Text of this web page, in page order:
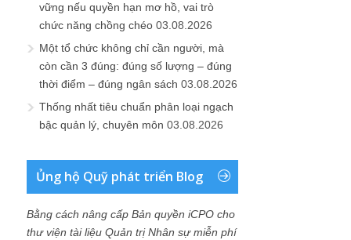
vững nếu quyền hạn mơ hồ, vai trò
chức năng chồng chéo 03.08.2026
Một tổ chức không chỉ cần người, mà
còn cần 3 đúng: đúng số lượng – đúng
thời điểm – đúng ngân sách 03.08.2026
Thống nhất tiêu chuẩn phân loại ngạch
bậc quản lý, chuyên môn 03.08.2026
Ủng hộ Quỹ phát triển Blog
Bằng cách nâng cấp Bản quyền iCPO cho
thư viện tài liệu Quản trị Nhân sự miễn phí